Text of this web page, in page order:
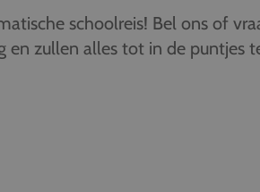
schoolreis! Bel ons of
en zullen alles tot in de puntjes